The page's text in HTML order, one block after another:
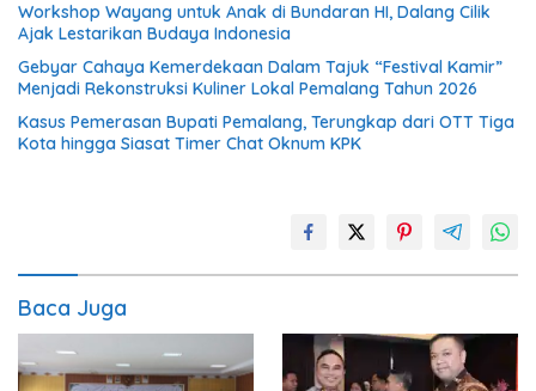
Workshop Wayang untuk Anak di Bundaran HI, Dalang Cilik
Ajak Lestarikan Budaya Indonesia
Gebyar Cahaya Kemerdekaan Dalam Tajuk “Festival Kamir”
Menjadi Rekonstruksi Kuliner Lokal Pemalang Tahun 2026
Kasus Pemerasan Bupati Pemalang, Terungkap dari OTT Tiga
Kota hingga Siasat Timer Chat Oknum KPK
Baca Juga